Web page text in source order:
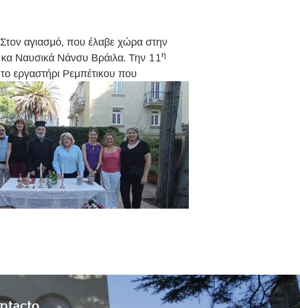
αγιασμό, που έλαβε χώρα στην
κα Ναυσικά Νάνσυ Βράιλα. Την 11η
εργαστήρι Ρεμπέτικου που